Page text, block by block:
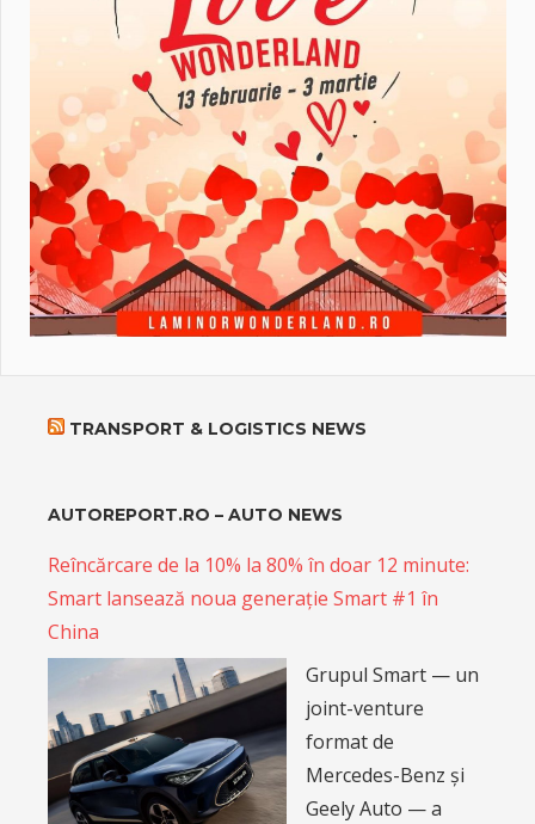
TRANSPORT & LOGISTICS NEWS
AUTOREPORT.RO – AUTO NEWS
Reîncărcare de la 10% la 80% în doar 12 minute:
Smart lansează noua generație Smart #1 în
China
Grupul Smart — un
joint-venture
format de
Mercedes-Benz și
Geely Auto — a